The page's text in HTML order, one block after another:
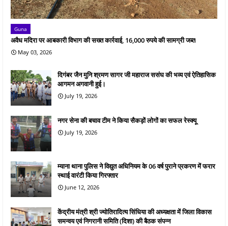
Guna
अवैध मदिरा पर आबकारी विभाग की सख्त कार्रवाई, 16,000 रुपये की सामग्री जब्त
May 03, 2026
दिगंबर जैन मुनि श्रमण सागर जी महाराज ससंघ की भव्य एवं ऐतिहासिक
आगमन अगवानी हुई।
July 19, 2026
नगर सेना की बचाव टीम ने किया सैकड़ों लोगों का सफल रेस्क्यू
July 19, 2026
म्याना थाना पुलिस ने विद्युत अधिनियम के 06 वर्ष पुराने प्रकरण में फरार
स्थाई वारंटी किया गिरफ्तार
June 12, 2026
केंद्रीय मंत्री श्री ज्योतिरादित्य सिंधिया की अध्यक्षता में जिला विकास
समन्वय एवं निगरानी समिति (दिशा) की बैठक संपन्न